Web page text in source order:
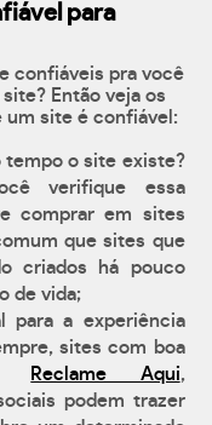
para
confiáveis pra você
Então veja os
um site é confiável:
tempo o site existe?
verifique essa
comprar em sites
que sites que
criados há pouco
de vida;
para a experiência
sites com boa
Reclame Aqui,
podem trazer